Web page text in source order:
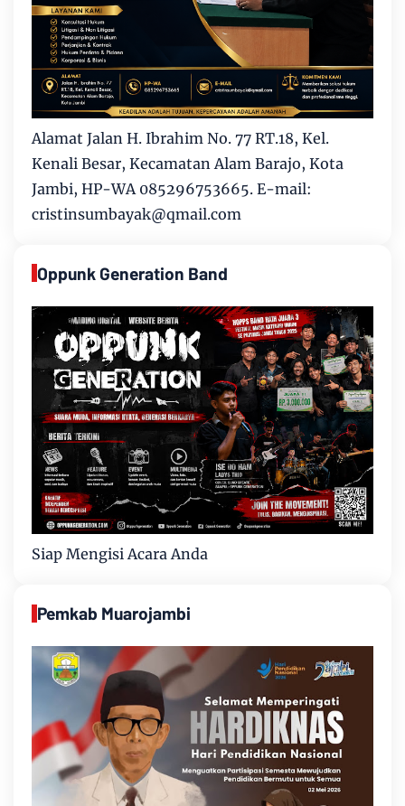
Alamat Jalan H. Ibrahim No. 77 RT.18, Kel.
Kenali Besar, Kecamatan Alam Barajo, Kota
Jambi, HP-WA 085296753665. E-mail:
cristinsumbayak@qmail.com
Oppunk Generation Band
Siap Mengisi Acara Anda
Pemkab Muarojambi